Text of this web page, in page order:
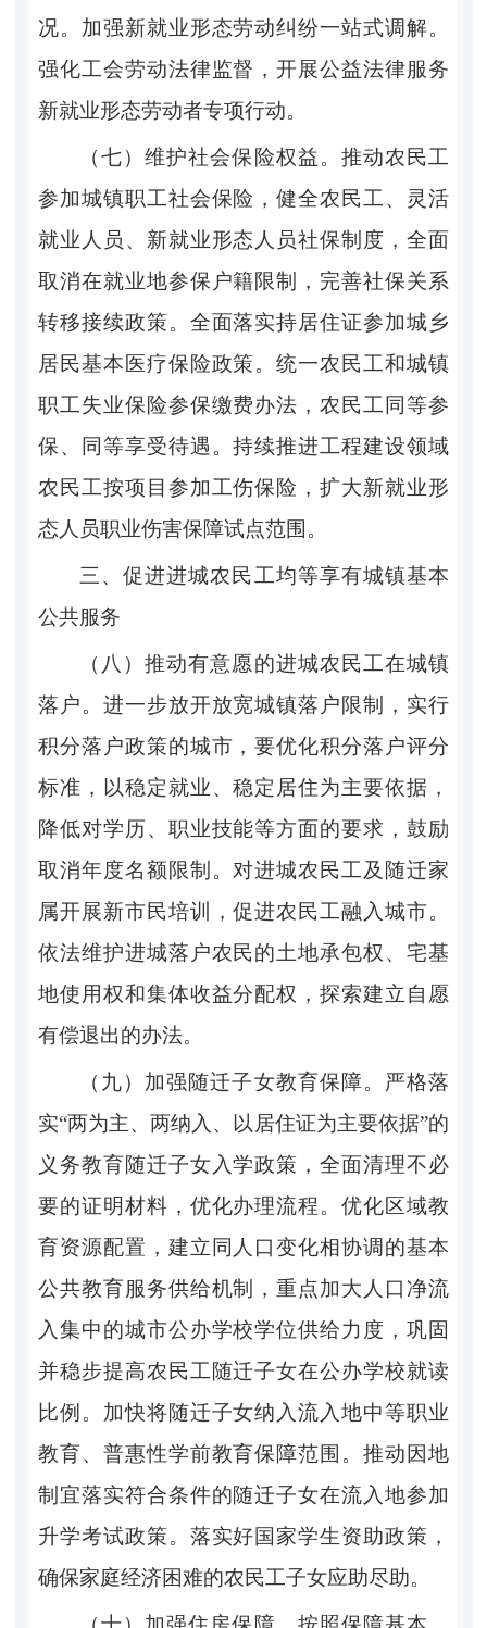
况。加强新就业形态劳动纠纷一站式调解。
强化工会劳动法律监督，开展公益法律服务
新就业形态劳动者专项行动。
（七）维护社会保险权益。推动农民工
参加城镇职工社会保险，健全农民工、灵活
就业人员、新就业形态人员社保制度，全面
取消在就业地参保户籍限制，完善社保关系
转移接续政策。全面落实持居住证参加城乡
居民基本医疗保险政策。统一农民工和城镇
职工失业保险参保缴费办法，农民工同等参
保、同等享受待遇。持续推进工程建设领域
农民工按项目参加工伤保险，扩大新就业形
态人员职业伤害保障试点范围。
三、促进进城农民工均等享有城镇基本
公共服务
（八）推动有意愿的进城农民工在城镇
落户。进一步放开放宽城镇落户限制，实行
积分落户政策的城市，要优化积分落户评分
标准，以稳定就业、稳定居住为主要依据，
降低对学历、职业技能等方面的要求，鼓励
取消年度名额限制。对进城农民工及随迁家
属开展新市民培训，促进农民工融入城市。
依法维护进城落户农民的土地承包权、宅基
地使用权和集体收益分配权，探索建立自愿
有偿退出的办法。
（九）加强随迁子女教育保障。严格落
实“两为主、两纳入、以居住证为主要依据”的
义务教育随迁子女入学政策，全面清理不必
要的证明材料，优化办理流程。优化区域教
育资源配置，建立同人口变化相协调的基本
公共教育服务供给机制，重点加大人口净流
入集中的城市公办学校学位供给力度，巩固
并稳步提高农民工随迁子女在公办学校就读
比例。加快将随迁子女纳入流入地中等职业
教育、普惠性学前教育保障范围。推动因地
制宜落实符合条件的随迁子女在流入地参加
升学考试政策。落实好国家学生资助政策，
确保家庭经济困难的农民工子女应助尽助。